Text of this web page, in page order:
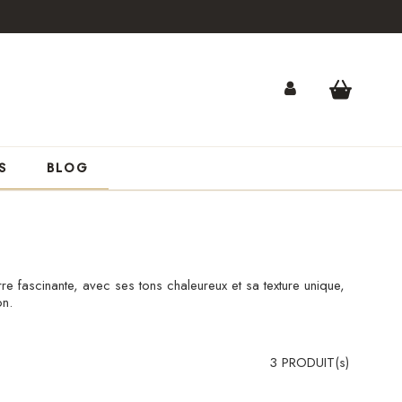
BLOG
fascinante, avec ses tons chaleureux et sa texture unique,
3 PRODUIT(s)